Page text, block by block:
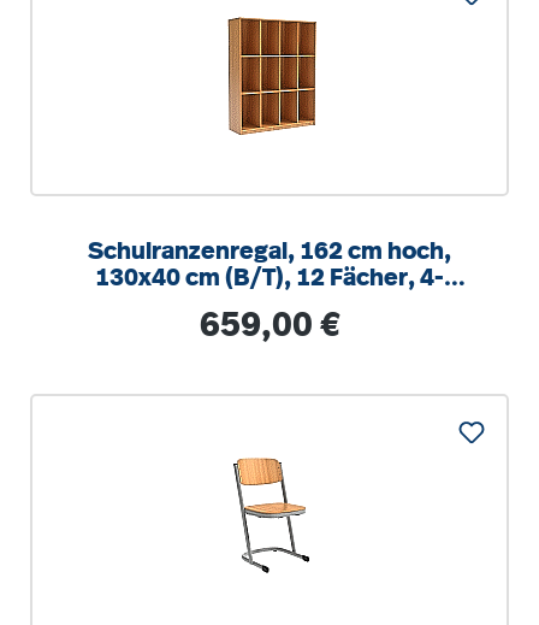
Schulranzenregal, 162 cm hoch,
130x40 cm (B/T), 12 Fächer, 4-
Regulärer Preis:
659,00 €